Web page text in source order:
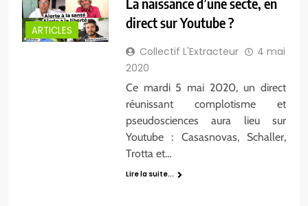
ARTICLES
direct sur Youtube ?
Collectif L'Extracteur
4 mai
2020
Ce mardi 5 mai 2020, un direct
réunissant complotisme et
pseudosciences aura lieu sur
Youtube : Casasnovas, Schaller,
Trotta et…
Lire la suite...